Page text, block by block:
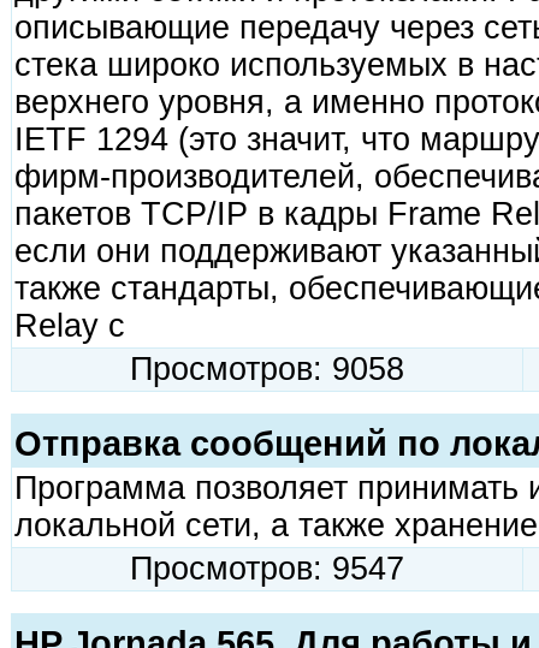
описывающие передачу через
стека широко используемых в
верхнего уровня, а именно
IETF 1294 (это значит, что
фирм-производителей,
пакетов TCP/IP в кадры Frame
если они поддерживают
также стандарты,
Relay с
Просмотров: 9058
Отправка сообщений по
Программа позволяет принимать
локальной сети, а также
Просмотров: 9547